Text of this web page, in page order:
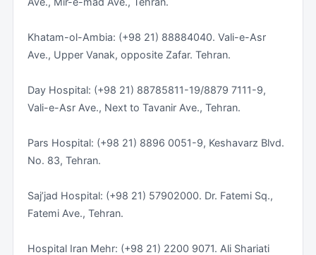
zonas que han provocado inundaciones y víctimas
inundaciones afectaron a las provincias de
Mazandaran (norte, a orillas del mar Caspio), Yazd
Pakistán y Afganistán).
Khatam-ol-Ambia: (+98 21) 88884040. Vali-e-Asr
Ave., Upper Vanak, opposite Zafar. Tehran.
Day Hospital: (+98 21) 88785811-19/8879 7111-9,
Vali-e-Asr Ave., Next to Tavanir Ave., Tehran.
Pars Hospital: (+98 21) 8896 0051-9, Keshavarz Blvd.
No. 83, Tehran.
Saj’jad Hospital: (+98 21) 57902000. Dr. Fatemi Sq.,
Fatemi Ave., Tehran.
Hospital Iran Mehr: (+98 21) 2200 9071. Ali Shariati